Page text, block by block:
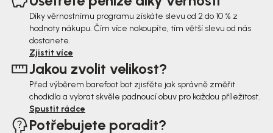
Díky věrnostnímu programu získáte slevu od 2 do 10 % z
hodnoty nákupu. Čím více nakoupíte, tím větší slevu od nás
dostanete.
Zjistit více
Jakou zvolit velikost?
Před výběrem barefoot bot zjisťěte jak správně změřit
chodidla a vybrat skvěle padnoucí obuv pro každou příležitost.
Spustit rádce
Potřebujete poradit?